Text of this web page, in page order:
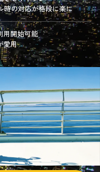
時の対応が格段に楽に
用開始可能
愛用